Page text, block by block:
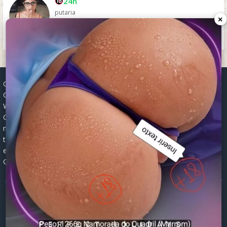
putaria
Grupos WhatsApp, Links de grupos, Entrar grupos WhatsApp,
Grupos de compra e venda, Links WhatsApp atualizados, Grupos
WhatsApp 2025, Links para grupos, Participar grupos WhatsApp,
Grupos ativos WhatsApp, Links gratuitos, Grupos WhatsApp
negócios, Links grupos Brasil, Grupos WhatsApp regionais, Grupos
temáticos WhatsApp, Links públicos WhatsApp, Grupos WhatsApp
empregos, Links grupos classificados, Divulgar grupos WhatsApp,
Grupos WhatsApp descontos, Grupos WhatsApp ofertas.
© 2026 -
Grupos de WhatsApp 2026: Links Atualizados para Entrar
nos Melhores Grupos
| Robots.txt
×